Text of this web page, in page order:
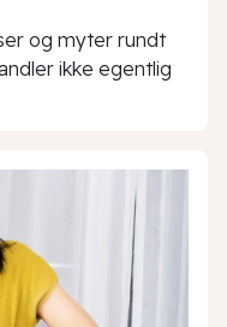
og myter rundt
ikke egentlig